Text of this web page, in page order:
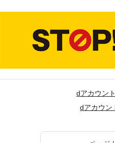
dアカウン
dアカウン